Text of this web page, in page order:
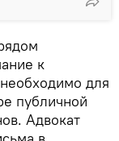
к
для
публичной
Адвокат